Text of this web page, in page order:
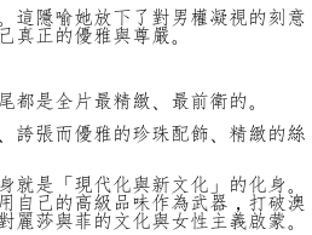
這隱喻她放下了對男權凝視的刻意
真正的優雅與尊嚴。
是全片最精緻、最前衛的。
誇張而優雅的珍珠配飾、精緻的絲
是「現代化與新文化」的化身。
自己的高級品味作為武器，打破澳
麗莎與菲的文化與女性主義啟蒙。